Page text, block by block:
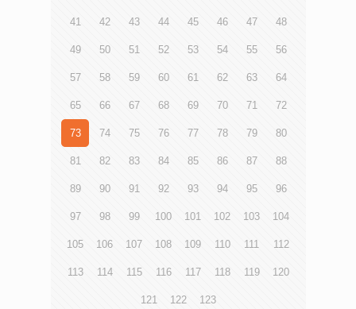
好儀引述調查指，在列舉多項的技能與素質，受訪青年認為
（41.6%）、「溝通技巧」（38.9%）、「解難能力」
未來。同時，受訪青年認為領袖應有的質素依次為「品德／
（37.6%）和「同理心」（36.8%），反映青年認同軟技能和
個人質素的重要。問及受訪者認為坊間是否有足夠途徑建立
相關素質，平均分為2.92分 （5分為十分足夠），多達七成
（70.4%）介乎於一半半與不同意之間。 青協督導主任張
淑鳳表示，上述報告亦分別訪問教育界、商企及人力資源界
言，預料社會將更複雜及有更多不確定性，青年需具備應對
挑戰的心態與能力，才能配合職場的轉變、需求和期望。此
途徑，均有助填補青年的技能缺口。 另外，有受訪青年工
難、同理心、情緒管理等，也是推動青年掌握未來技能不可
未來技能為首要任務。青協倡議從六大未來技能，包括︰全
41 42 43 44 45 46 47 48
49 50 51 52 53 54 55 56
57 58 59 60 61 62 63 64
65 66 67 68 69 70 71 72
73 74 75 76 77 78 79 80
81 82 83 84 85 86 87 88
89 90 91 92 93 94 95 96
97 98 99 100 101 102 103 104
105 106 107 108 109 110 111 112
113 114 115 116 117 118 119 120
121 122 123